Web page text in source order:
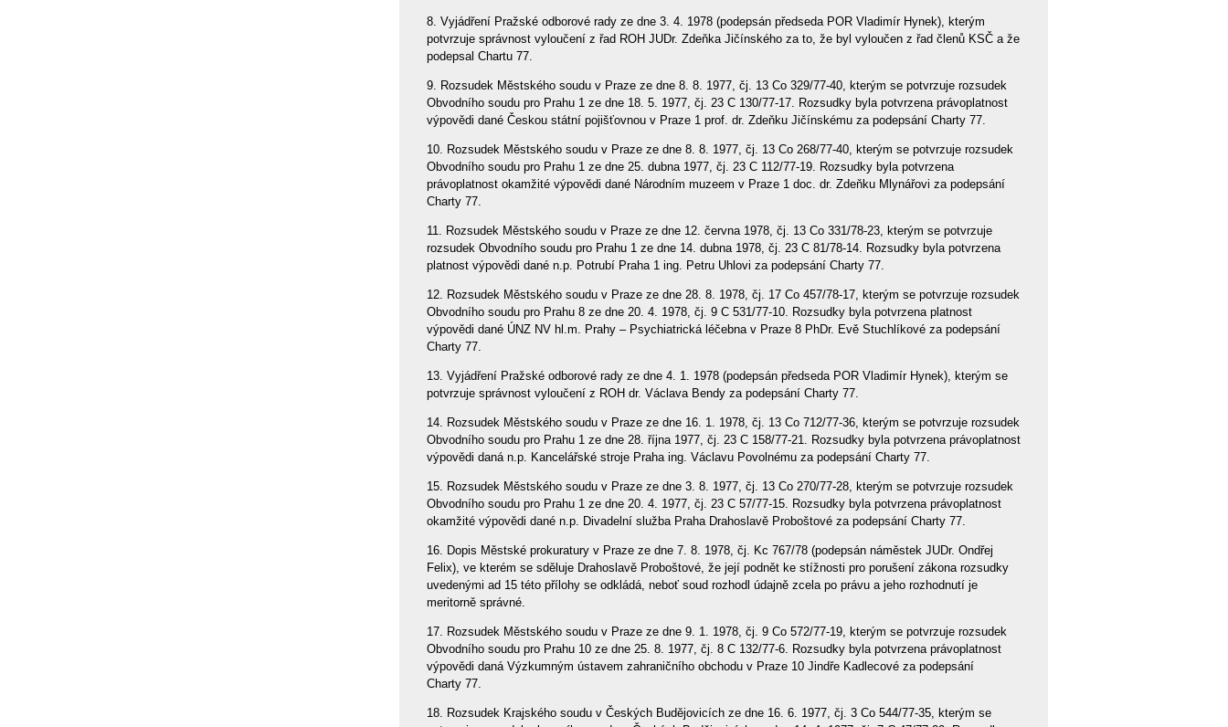
8. Vyjádření Pražské odborové rady ze dne 3. 4. 1978 (podepsán předseda POR Vladimír Hynek), kterým
potvrzuje správnost vyloučení z řad ROH JUDr. Zdeňka Jičínského za to, že byl vyloučen z řad členů KSČ a že
podepsal Chartu 77.
9. Rozsudek Městského soudu v Praze ze dne 8. 8. 1977, čj. 13 Co 329/77-40, kterým se potvrzuje rozsudek
Obvodního soudu pro Prahu 1 ze dne 18. 5. 1977, čj. 23 C 130/77-17. Rozsudky byla potvrzena právoplatnost
výpovědi dané Českou státní pojišťovnou v Praze 1 prof. dr. Zdeňku Jičínskému za podepsání Charty 77.
10. Rozsudek Městského soudu v Praze ze dne 8. 8. 1977, čj. 13 Co 268/77-40, kterým se potvrzuje rozsudek
Obvodního soudu pro Prahu 1 ze dne 25. dubna 1977, čj. 23 C 112/77-19. Rozsudky byla potvrzena
právoplatnost okamžité výpovědi dané Národním muzeem v Praze 1 doc. dr. Zdeňku Mlynářovi za podepsání
Charty 77.
11. Rozsudek Městského soudu v Praze ze dne 12. června 1978, čj. 13 Co 331/78-23, kterým se potvrzuje
rozsudek Obvodního soudu pro Prahu 1 ze dne 14. dubna 1978, čj. 23 C 81/78-14. Rozsudky byla potvrzena
platnost výpovědi dané n.p. Potrubí Praha 1 ing. Petru Uhlovi za podepsání Charty 77.
12. Rozsudek Městského soudu v Praze ze dne 28. 8. 1978, čj. 17 Co 457/78-17, kterým se potvrzuje rozsudek
Obvodního soudu pro Prahu 8 ze dne 20. 4. 1978, čj. 9 C 531/77-10. Rozsudky byla potvrzena platnost
výpovědi dané ÚNZ NV hl.m. Prahy – Psychiatrická léčebna v Praze 8 PhDr. Evě Stuchlíkové za podepsání
Charty 77.
13. Vyjádření Pražské odborové rady ze dne 4. 1. 1978 (podepsán předseda POR Vladimír Hynek), kterým se
potvrzuje správnost vyloučení z ROH dr. Václava Bendy za podepsání Charty 77.
14. Rozsudek Městského soudu v Praze ze dne 16. 1. 1978, čj. 13 Co 712/77-36, kterým se potvrzuje rozsudek
Obvodního soudu pro Prahu 1 ze dne 28. října 1977, čj. 23 C 158/77-21. Rozsudky byla potvrzena právoplatnost
výpovědi daná n.p. Kancelářské stroje Praha ing. Václavu Povolnému za podepsání Charty 77.
15. Rozsudek Městského soudu v Praze ze dne 3. 8. 1977, čj. 13 Co 270/77-28, kterým se potvrzuje rozsudek
Obvodního soudu pro Prahu 1 ze dne 20. 4. 1977, čj. 23 C 57/77-15. Rozsudky byla potvrzena právoplatnost
okamžité výpovědi dané n.p. Divadelní služba Praha Drahoslavě Proboštové za podepsání Charty 77.
16. Dopis Městské prokuratury v Praze ze dne 7. 8. 1978, čj. Kc 767/78 (podepsán náměstek JUDr. Ondřej
Felix), ve kterém se sděluje Drahoslavě Proboštové, že její podnět ke stížnosti pro porušení zákona rozsudky
uvedenými ad 15 této přílohy se odkládá, neboť soud rozhodl údajně zcela po právu a jeho rozhodnutí je
meritorně správné.
17. Rozsudek Městského soudu v Praze ze dne 9. 1. 1978, čj. 9 Co 572/77-19, kterým se potvrzuje rozsudek
Obvodního soudu pro Prahu 10 ze dne 25. 8. 1977, čj. 8 C 132/77-6. Rozsudky byla potvrzena právoplatnost
výpovědi daná Výzkumným ústavem zahraničního obchodu v Praze 10 Jindře Kadlecové za podepsání
Charty 77.
18. Rozsudek Krajského soudu v Českých Budějovicích ze dne 16. 6. 1977, čj. 3 Co 544/77-35, kterým se